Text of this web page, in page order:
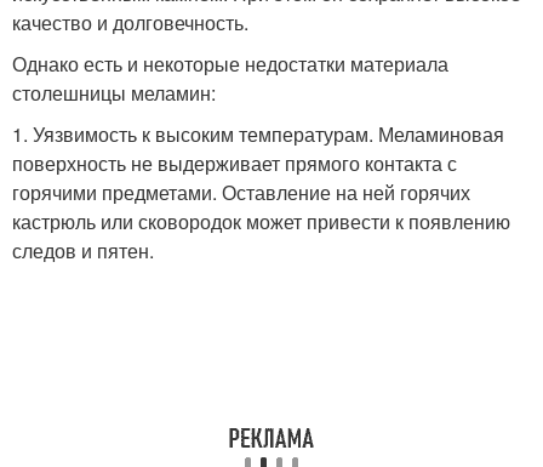
качество и долговечность.
Однако есть и некоторые недостатки материала
столешницы меламин:
1. Уязвимость к высоким температурам. Меламиновая
поверхность не выдерживает прямого контакта с
горячими предметами. Оставление на ней горячих
кастрюль или сковородок может привести к появлению
следов и пятен.